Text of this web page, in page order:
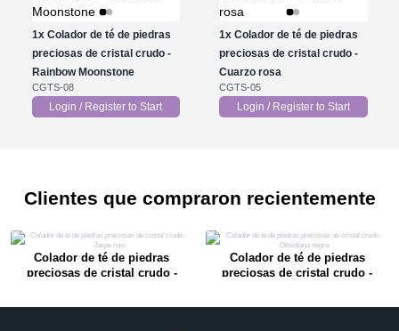
1xColador de té de piedras
preciosas de cristal crudo -
Rainbow Moonstone
CGTS-08
Login / Register to Start
1x Colador de té de piedras
preciosas de cristal crudo -
Cuarzo rosa
CGTS-05
Login / Register to Start
Clientes que compraron recientemente
Colador de té de piedras
preciosas de cristal crudo -
Colador de té de piedras
preciosas de cristal crudo -